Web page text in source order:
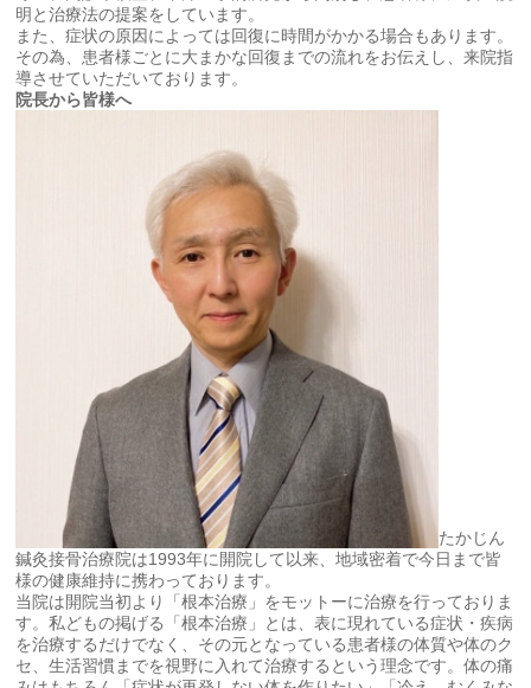
明と治療法の提案をしています。
また、症状の原因によっては回復に時間がかかる場合もあります。
その為、患者様ごとに大まかな回復までの流れをお伝えし、来院指
導させていただいております。
院長から皆様へ
たかじん
鍼灸接骨治療院は1993年に開院して以来、地域密着で今日まで皆
様の健康維持に携わっております。
当院は開院当初より「根本治療」をモットーに治療を行っておりま
す。私どもの掲げる「根本治療」とは、表に現れている症状・疾病
を治療するだけでなく、その元となっている患者様の体質や体のク
セ、生活習慣までを視野に入れて治療するという理念です。体の痛